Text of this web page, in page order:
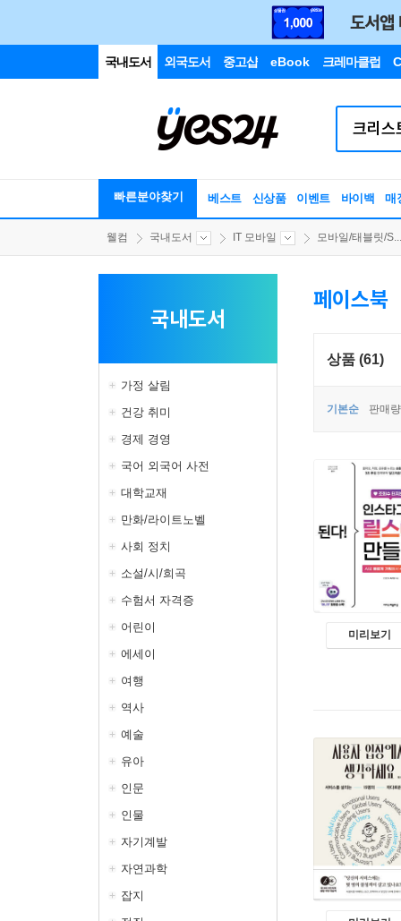
국내도서 외국도서 중고샵 eBook 크레마클럽
빠른분야찾기 베스트 신상품 이벤트 바이백 매
웰컴 국내도서 IT 모바일 모바일/태블릿/S...
국내도서
가정 살림
건강 취미
경제 경영
국어 외국어 사전
대학교재
만화/라이트노벨
사회 정치
소설/시/희곡
수험서 자격증
어린이
에세이
여행
역사
예술
유아
인문
인물
자기계발
자연과학
잡지
페이스북
상품 (61)
기본순 판매
미리보기